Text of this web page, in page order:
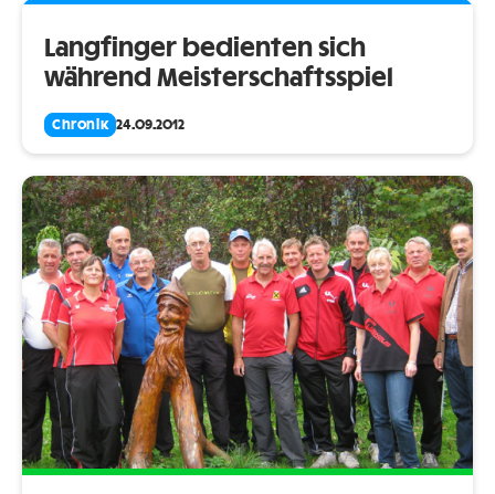
Langfinger bedienten sich
während Meisterschaftsspiel
Chronik 24.09.2012